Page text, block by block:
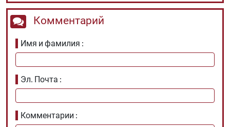
Комментарий
Имя и фамилия
Эл. Почта
Комментарии